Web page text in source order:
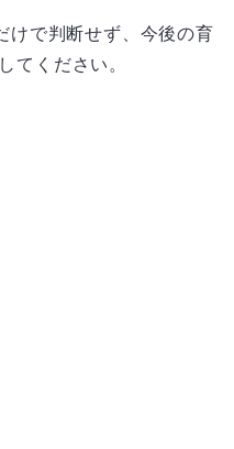
けで判断せず、今後の育
てください。